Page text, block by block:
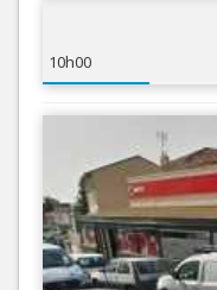
10h00